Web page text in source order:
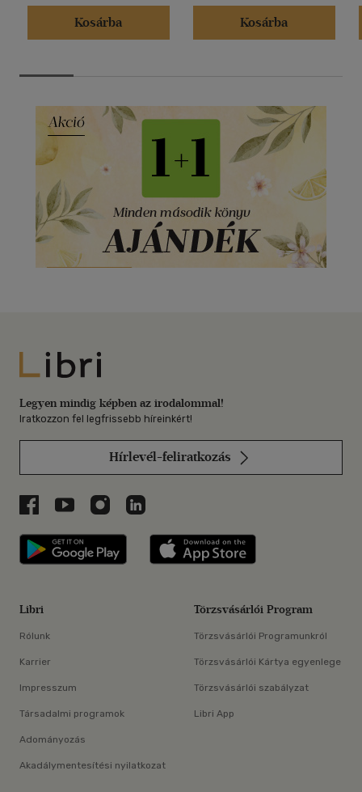
Kosárba
Kosárba
Libri
Legyen mindig képben az irodalommal!
Iratkozzon fel legfrissebb híreinkért!
Hírlevél-feliratkozás
Libri a Facebookon
Libri a Youtube-on
Libri az Instagramon
Libri a LinkedInen
Libri applikáció Szerezd meg: Google
Libri
Rólunk
Karrier
Impresszum
Társadalmi programok
Adományozás
Akadálymentesítési nyilatkozat
Törzsvásárlói Program
Törzsvásárlói Programunkról
Törzsvásárlói Kártya egyenlege
Törzsvásárlói szabályzat
Libri App